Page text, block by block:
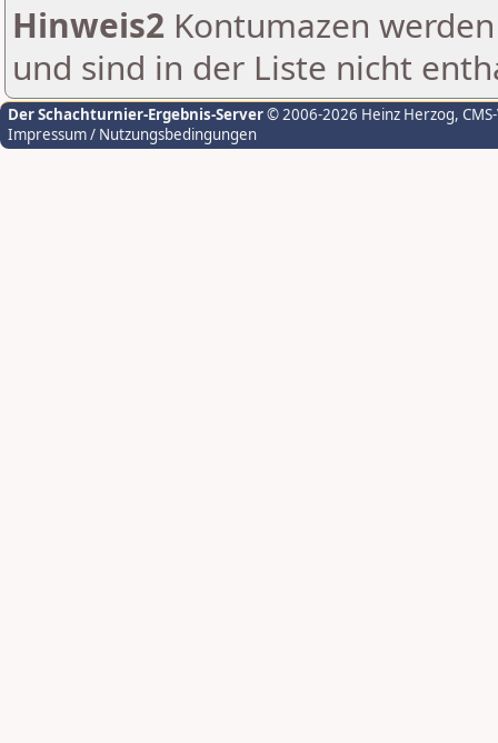
Hinweis2 Kontumazen
und sind in der Liste nicht
Der Schachturnier-Ergebnis-Server© 2006-2026 Heinz Herzog,
Impressum / Nutzungsbedingungen